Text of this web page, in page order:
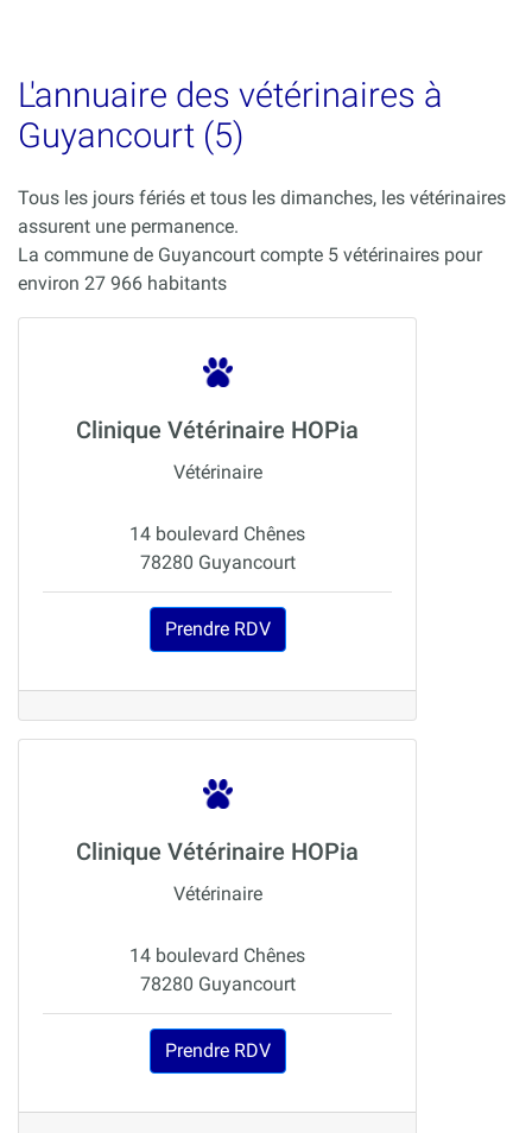
L'annuaire des vétérinaires à
Guyancourt (5)
Tous les jours fériés et tous les dimanches, les vétérinaires
assurent une permanence.
La commune de Guyancourt compte 5 vétérinaires pour
environ 27 966 habitants
Clinique Vétérinaire HOPia
Vétérinaire
14 boulevard Chênes
78280 Guyancourt
Prendre RDV
Clinique Vétérinaire HOPia
Vétérinaire
14 boulevard Chênes
78280 Guyancourt
Prendre RDV